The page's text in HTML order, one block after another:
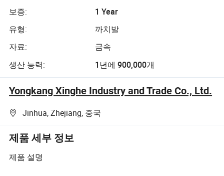
보증:
1 Year
유형:
까치발
자료:
금속
생산 능력:
1년에 900,000개
Yongkang Xinghe Industry and Trade Co., Ltd.
Jinhua, Zhejiang, 중국
제품 세부 정보
제품 설명